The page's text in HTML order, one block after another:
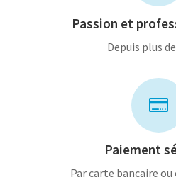
Passion et
Depuis plus

Paiement
Par carte bancaire